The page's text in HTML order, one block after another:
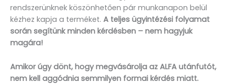
rendszerünknek köszönhetően pár munkanapon belül
kézhez kapja a terméket. A teljes ügyintézési folyamat
során segítünk minden kérdésben – nem hagyjuk
magára!
Amikor úgy dönt, hogy megvásárolja az ALFA utánfutót,
nem kell aggódnia semmilyen formai kérdés miatt.